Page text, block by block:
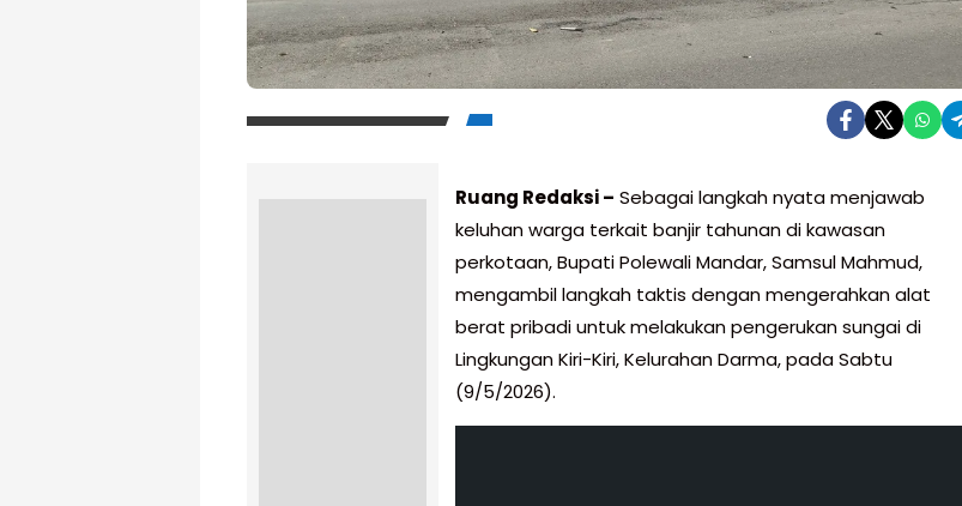
Ruang Redaksi – Sebagai langkah nyata menjawab
keluhan warga terkait banjir tahunan di kawasan
perkotaan, Bupati Polewali Mandar, Samsul Mahmud,
mengambil langkah taktis dengan mengerahkan alat
berat pribadi untuk melakukan pengerukan sungai di
Lingkungan Kiri-Kiri, Kelurahan Darma, pada Sabtu
(9/5/2026).